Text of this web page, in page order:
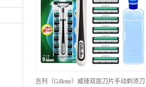
吉列（Gillette）威锋双层刀片手动剃须刀